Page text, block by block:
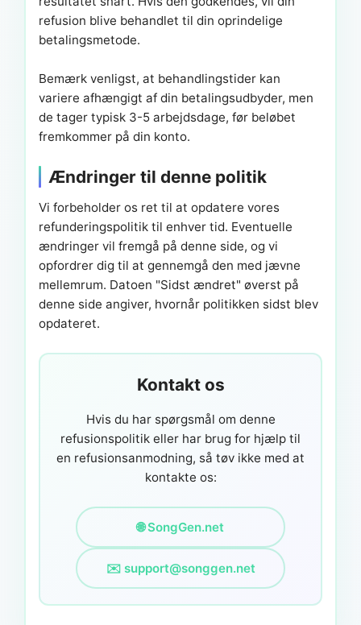
refusion blive behandlet til din oprindelige
betalingsmetode.
Bemærk venligst, at behandlingstider kan
variere afhængigt af din betalingsudbyder, men
de tager typisk 3-5 arbejdsdage, før beløbet
fremkommer på din konto.
Ændringer til denne politik
Vi forbeholder os ret til at opdatere vores
refunderingspolitik til enhver tid. Eventuelle
ændringer vil fremgå på denne side, og vi
opfordrer dig til at gennemgå den med jævne
mellemrum. Datoen "Sidst ændret" øverst på
denne side angiver, hvornår politikken sidst blev
opdateret.
Kontakt os
Hvis du har spørgsmål om denne
refusionspolitik eller har brug for hjælp til
en refusionsanmodning, så tøv ikke med at
kontakte os:
🌐 SongGen.net
✉️ support@songgen.net